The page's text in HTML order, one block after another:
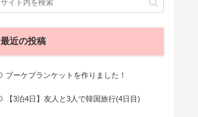
最近の投稿
ブーケブランケットを作りました！
【3泊4日】友人と3人で韓国旅行(4日目)